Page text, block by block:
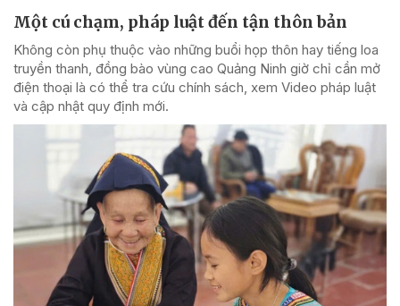
Một cú chạm, pháp luật đến tận thôn bản
Không còn phụ thuộc vào những buổi họp thôn hay tiếng loa
truyền thanh, đồng bào vùng cao Quảng Ninh giờ chỉ cần mở
điện thoại là có thể tra cứu chính sách, xem Video pháp luật
và cập nhật quy định mới.